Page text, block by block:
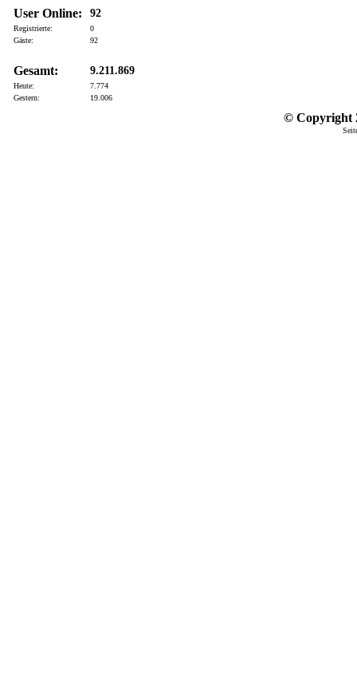
User Online: 92
Registrierte:
0
Gäste:
92
Gesamt: 9.211.869
Heute:
7.774
Gestern:
19.006
© Copyright